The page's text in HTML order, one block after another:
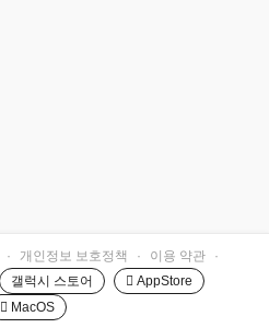
· 개인정보 보호정책 · 이용 약관
·
갤럭시 스토어
 AppStore
 MacOS